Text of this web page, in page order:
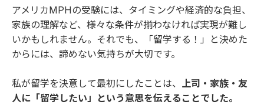
アメリカMPHの受験には、タイミングや経済的な負担、
家族の理解など、様々な条件が揃わなければ実現が難し
いかもしれません。それでも、「留学する！」と決めた
からには、諦めない気持ちが大切です。
私が留学を決意して最初にしたことは、 上司・家族・友
人に「留学したい」という意思を伝えることでした。